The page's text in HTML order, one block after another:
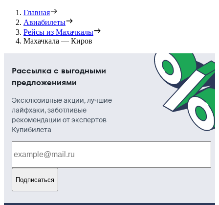
Главная
Авиабилеты
Рейсы из Махачкалы
Махачкала — Киров
Рассылка с выгодными
предложениями
Эксклюзивные акции, лучшие
лайфхаки, заботливые
рекомендации от экспертов
Купибилета
Подписаться